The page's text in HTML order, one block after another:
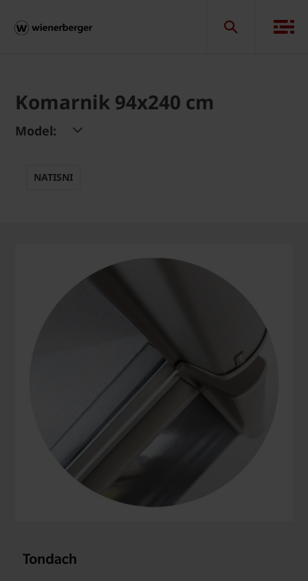
Komarnik 94x240 cm
Model:
NATISNI